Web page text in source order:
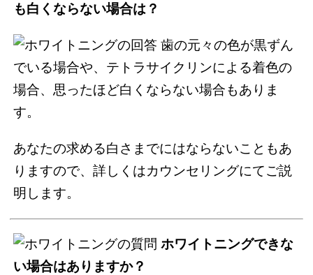
も白くならない場合は？
歯の元々の色が黒ずん
でいる場合や、テトラサイクリンによる着色の
場合、思ったほど白くならない場合もありま
す。
あなたの求める白さまでにはならないこともあ
りますので、詳しくはカウンセリングにてご説
明します。
ホワイトニングできな
い場合はありますか？